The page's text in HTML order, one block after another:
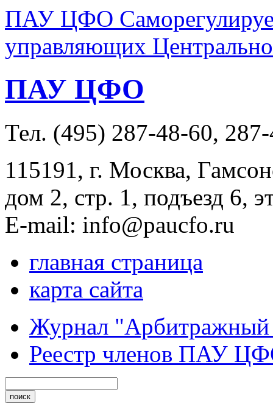
ПАУ ЦФО
управляющих
ПАУ ЦФО
Тел. (495) 287-48-60,
115191, г. Москва,
дом 2, стр. 1, подъезд 6,
E-mail: info@paucfo.ru
главная страница
карта сайта
Журнал
Реестр членов ПАУ